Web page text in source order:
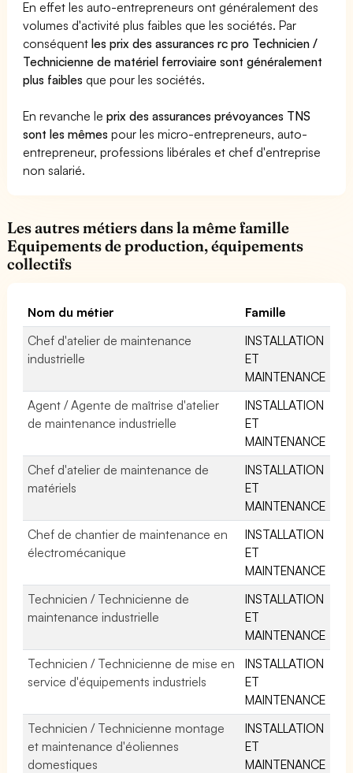
En effet les auto-entrepreneurs ont généralement des
volumes d'activité plus faibles que les sociétés. Par
conséquentles prix des assurances rc pro Technicien /
Technicienne de matériel ferroviaire sont généralement
plus faibles que pour les sociétés.
En revanche leprix des assurances prévoyances TNS
sont les mêmes pour les micro-entrepreneurs, auto-
entrepreneur, professions libérales et chef d'entreprise
non salarié.
Les autres métiers dans la même famille
Equipements de production, équipements
collectifs
Nom du métier
Famille
Chef d'atelier de maintenance
industrielle
INSTALLATION
ET
MAINTENANCE
Agent / Agente de maîtrise d'atelier
de maintenance industrielle
INSTALLATION
ET
MAINTENANCE
Chef d'atelier de maintenance de
matériels
INSTALLATION
ET
MAINTENANCE
Chef de chantier de maintenance en
électromécanique
INSTALLATION
ET
MAINTENANCE
Technicien / Technicienne de
maintenance industrielle
INSTALLATION
ET
MAINTENANCE
Technicien / Technicienne de mise en
service d'équipements industriels
INSTALLATION
ET
MAINTENANCE
Technicien / Technicienne montage
et maintenance d'éoliennes
domestiques
INSTALLATION
ET
MAINTENANCE